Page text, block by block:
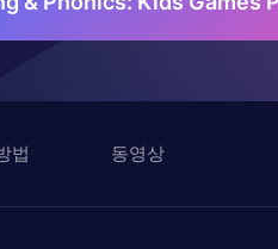
법 동영상